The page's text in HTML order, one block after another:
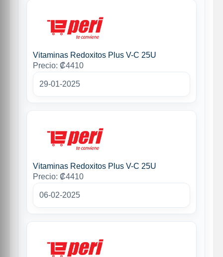
Vitaminas Redoxitos Plus V-C 25U
Precio: ₡4410
29-01-2025
Vitaminas Redoxitos Plus V-C 25U
Precio: ₡4410
06-02-2025